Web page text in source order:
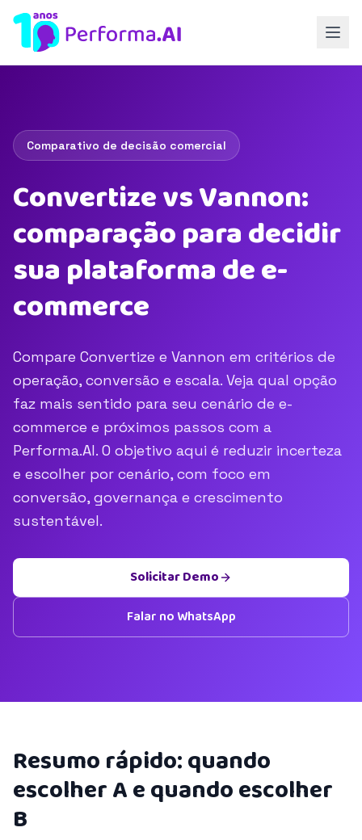
Comparativo de decisão comercial
Convertize vs Vannon:
comparação para decidir
sua plataforma de e-
commerce
Compare Convertize e Vannon em critérios de
operação, conversão e escala. Veja qual opção
faz mais sentido para seu cenário de e-
commerce e próximos passos com a
Performa.AI. O objetivo aqui é reduzir incerteza
e escolher por cenário, com foco em
conversão, governança e crescimento
sustentável.
Solicitar Demo
Falar no WhatsApp
Resumo rápido: quando
escolher A e quando escolher
B